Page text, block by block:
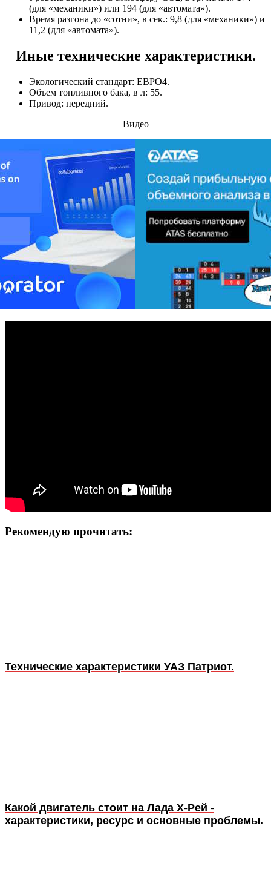
(для «механики») или 194 (для «автомата»).
Время разгона до «сотни», в сек.: 9,8 (для «механики») и
11,2 (для «автомата»).
Иные технические характеристики.
Экологический стандарт: ЕВРО4.
Объем топливного бака, в л: 55.
Привод: передний.
Видео
Рекомендую прочитать:
Технические характеристики УАЗ Патриот.
Какой двигатель стоит на Лада Х-Рей -
характеристики, ресурс и основные проблемы.